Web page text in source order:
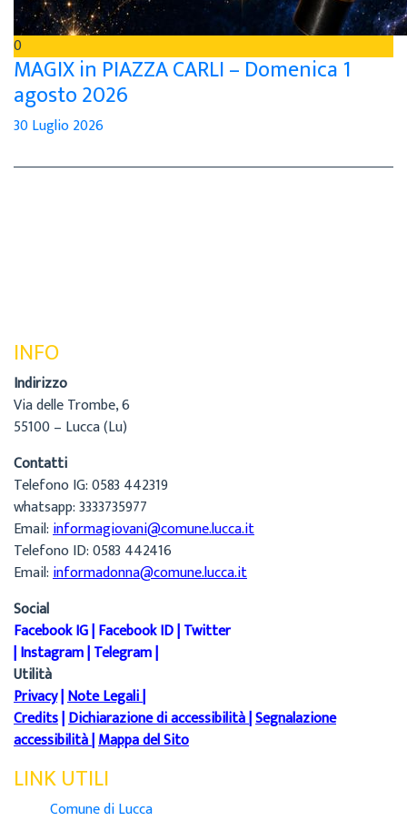
0
MAGIX in PIAZZA CARLI – Domenica 1
agosto 2026
30 Luglio 2026
INFO
Indirizzo
Via delle Trombe, 6
55100 – Lucca (Lu)
Contatti
Telefono IG: 0583 442319
whatsapp: 3333735977
Email:informagiovani@comune.lucca.it
Telefono ID: 0583 442416
Email:informadonna@comune.lucca.it
Social
Facebook IG|Facebook ID|Twitter
|Instagram|Telegram|
Utilità
Privacy|Note Legali|
Credits|Dichiarazione di accessibilità|Segnalazione
accessibilità|Mappa del Sito
LINK UTILI
Comune di Lucca